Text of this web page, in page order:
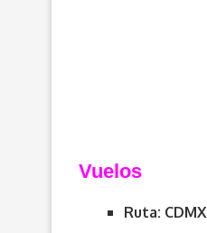
Vuelos
Ruta: